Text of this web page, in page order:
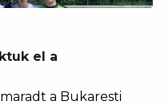
el a
a Bukaresti